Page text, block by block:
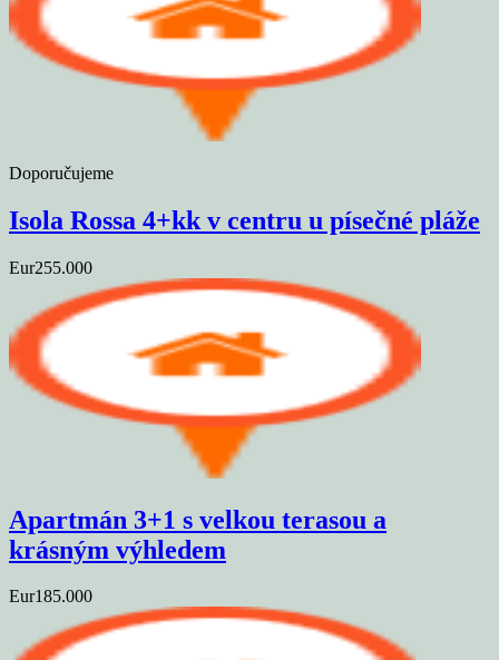
Doporučujeme
Isola Rossa 4+kk v centru u písečné pláže
Eur255.000
Apartmán 3+1 s velkou terasou a
krásným výhledem
Eur185.000